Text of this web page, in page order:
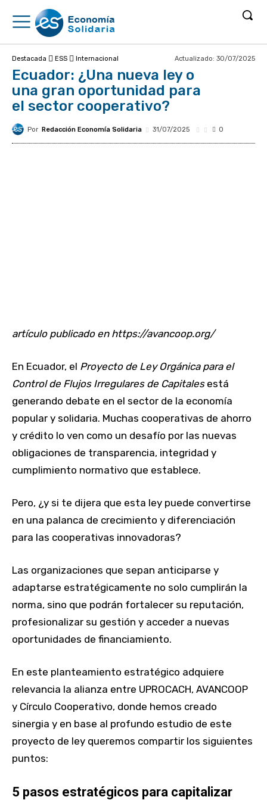
Destacada ESS Internacional Actualizado: 30/07/2025
Ecuador: ¿Una nueva ley o
una gran oportunidad para
el sector cooperativo?
Por Redacción Economía Solidaria 31/07/2025 0
artículo publicado en https://avancoop.org/
En Ecuador, el Proyecto de Ley Orgánica para el
Control de Flujos Irregulares de Capitalesestá
generando debate en el sector de la economía
popular y solidaria. Muchas cooperativas de ahorro
y crédito lo ven como un desafío por las nuevas
obligaciones de transparencia, integridad y
cumplimiento normativo que establece.
Pero, ¿y si te dijera que esta ley puede convertirse
en una palanca de crecimiento y diferenciación
para las cooperativas innovadoras?
Las organizaciones que sepan anticiparse y
adaptarse estratégicamente no solo cumplirán la
norma, sino que podrán fortalecer su reputación,
profesionalizar su gestión y acceder a nuevas
oportunidades de financiamiento.
En este planteamiento estratégico adquiere
relevancia la alianza entre UPROCACH, AVANCOOP
y Círculo Cooperativo, donde hemos creado
sinergia y en base al profundo estudio de este
proyecto de ley queremos compartir los siguientes
puntos:
5 pasos estratégicos para capitalizar